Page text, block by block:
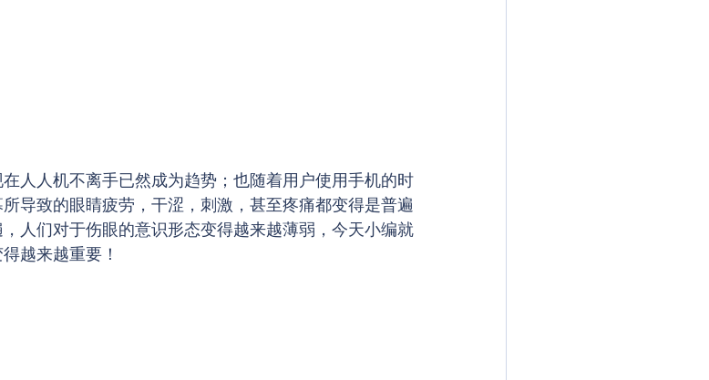
人人机不离手已然成为趋势；也随着用户使用手机的时
导致的眼睛疲劳，干涩，刺激，甚至疼痛都变得是普遍
人们对于伤眼的意识形态变得越来越薄弱，今天小编就
越来越重要！